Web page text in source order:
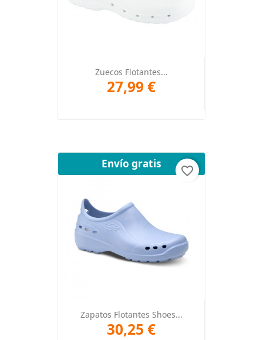
Zuecos Flotantes...
27,99 €
Zapatos Flotantes Shoes...
30,25 €
Envío gratis
favorite_border